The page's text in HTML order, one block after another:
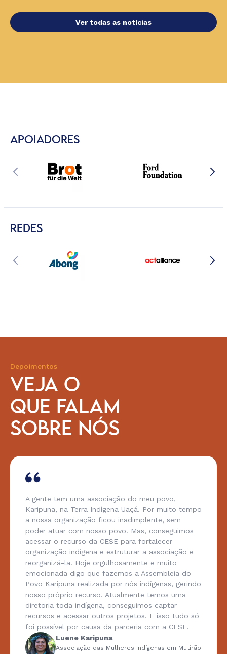
Ver todas as notícias
APOIADORES
REDES
Depoimentos
VEJA O
QUE FALAM
SOBRE NÓS
A gente tem uma associação do meu povo,
Karipuna, na Terra Indígena Uaçá. Por muito tempo
a nossa organização ficou inadimplente, sem
poder atuar com nosso povo. Mas, conseguimos
acessar o recurso da CESE para fortalecer
organização indígena e estruturar a associação e
reorganizá-la. Hoje orgulhosamente e muito
emocionada digo que fazemos a Assembleia do
Povo Karipuna realizada por nós indígenas, gerindo
nosso próprio recurso. Atualmente temos uma
diretoria toda indígena, conseguimos captar
recursos e acessar outros projetos. E isso tudo só
foi possível por causa da parceria com a CESE.
Luene Karipuna
Associação das Mulheres Indígenas em Mutirão